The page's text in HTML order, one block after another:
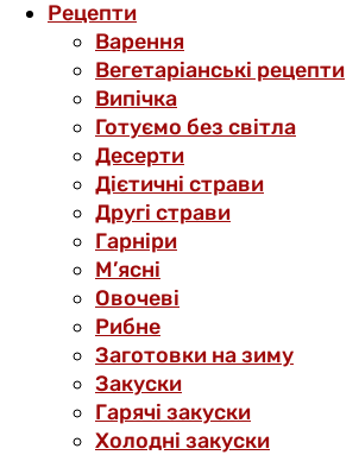
Рецепти
Варення
Вегетаріанські рецепти
Випічка
Готуємо без світла
Десерти
Дієтичні страви
Другі страви
Гарніри
М’ясні
Овочеві
Рибне
Заготовки на зиму
Закуски
Гарячі закуски
Холодні закуски